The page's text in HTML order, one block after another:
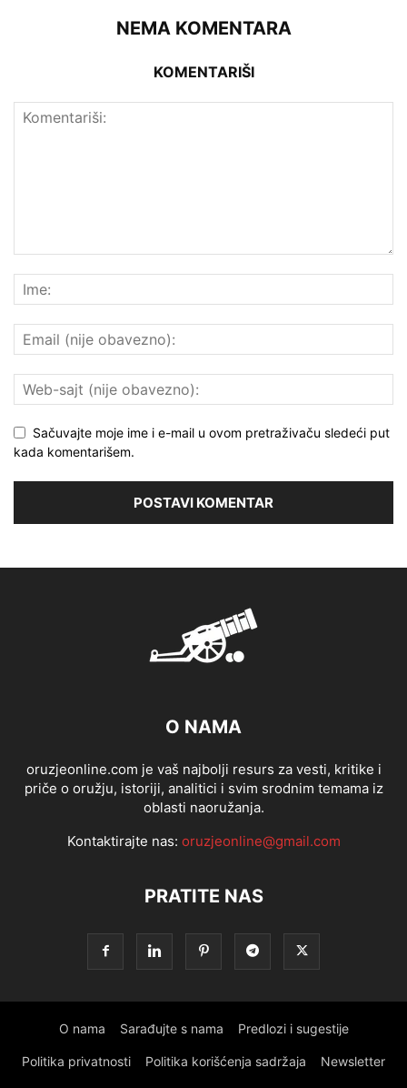
NEMA KOMENTARA
KOMENTARIŠI
Sačuvajte moje ime i e-mail u ovom pretraživaču sledeći put
kada komentarišem.
O NAMA
oruzjeonline.com je vaš najbolji resurs za vesti, kritike i
priče o oružju, istoriji, analitici i svim srodnim temama iz
oblasti naoružanja.
Kontaktirajte nas: oruzjeonline@gmail.com
PRATITE NAS
O nama Sarađujte s nama Predlozi i sugestije
Politika privatnosti Politika korišćenja sadržaja Newsletter